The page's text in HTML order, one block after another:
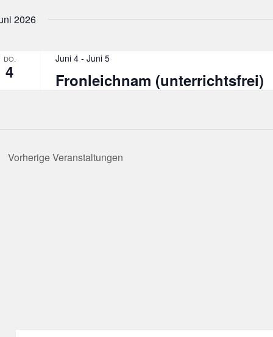
2026
DO.
4
Juni 4- Juni 5
Fronleichnam (unterrichtsfrei)
VorherigeVeranstaltungen